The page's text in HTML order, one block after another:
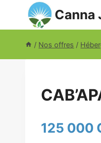
contenu
Canna
/ Nos offres /
125 000